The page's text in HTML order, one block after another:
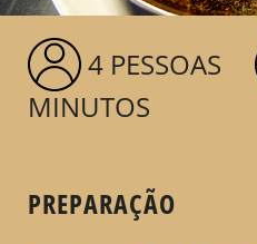
4 PESSOAS
MINUTOS
PREPARAÇÃO